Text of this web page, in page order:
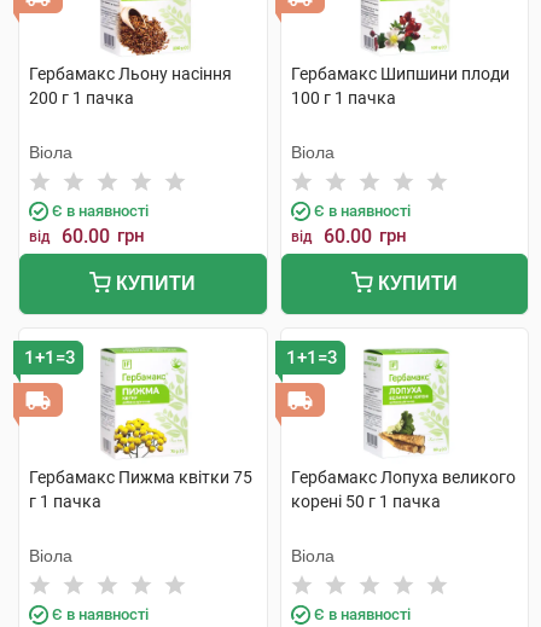
Гербамакс Льону насіння
200 г 1 пачка
Віола
Є в наявності
від 60.00 грн
КУПИТИ
Гербамакс Шипшини плоди
100 г 1 пачка
Віола
Є в наявності
від 60.00 грн
КУПИТИ
1+1=3
Гербамакс Пижма квітки 75
г 1 пачка
Віола
Є в наявності
1+1=3
Гербамакс Лопуха великого
корені 50 г 1 пачка
Віола
Є в наявності